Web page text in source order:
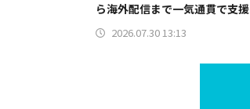
ら海外配信まで一気通貫で支援
2026.07.30 13:13